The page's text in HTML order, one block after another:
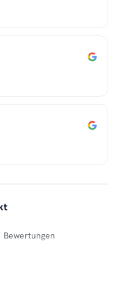
Bewertungen